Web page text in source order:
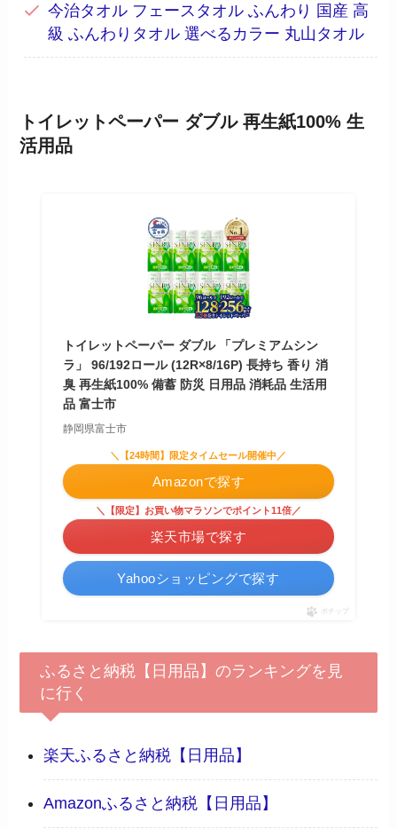
今治タオル フェースタオル ふんわり 国産 高
級 ふんわりタオル 選べるカラー 丸山タオル
トイレットペーパー ダブル 再生紙100% 生
活用品
トイレットペーパー ダブル 「プレミアムシン
ラ」 96/192ロール (12R×8/16P) 長持ち 香り 消
臭 再生紙100% 備蓄 防災 日用品 消耗品 生活用
品 富士市
静岡県富士市
＼【24時間】限定タイムセール開催中／
Amazonで探す
＼【限定】お買い物マラソンでポイント11倍／
楽天市場で探す
Yahooショッピングで探す
ポチップ
ふるさと納税【日用品】のランキングを見
に行く
楽天ふるさと納税【日用品】
Amazonふるさと納税【日用品】